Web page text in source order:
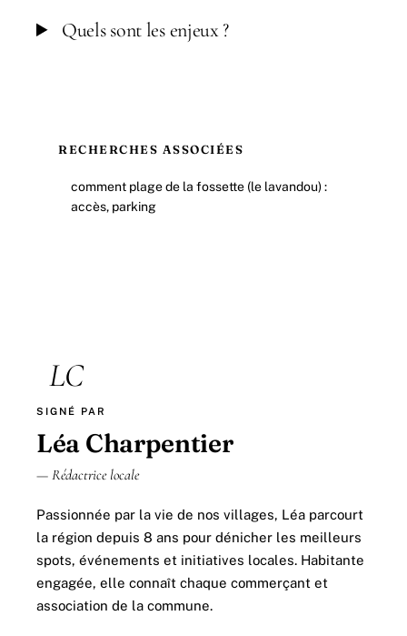
Quels sont les enjeux ?
RECHERCHES ASSOCIÉES
comment plage de la fossette (le lavandou) :
accès, parking
LC
SIGNÉ PAR
Léa Charpentier
— Rédactrice locale
Passionnée par la vie de nos villages, Léa parcourt
la région depuis 8 ans pour dénicher les meilleurs
spots, événements et initiatives locales. Habitante
engagée, elle connaît chaque commerçant et
association de la commune.